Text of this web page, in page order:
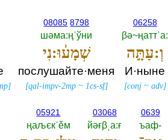
06258
βә~ңаттˈа:‎
וְ:עַתָּ֣ה
И·ныне
[conj~ adv]
08085 8798
шәма:ңˈўни
שְׁמָע֔וּ:נִי
послушайте·меня
[qal-impv-2mp~ 1cs-sf]
]
0639
ъаф-‎
03068
йәғβˌа:ғ
05921
ңаљєкˈěм